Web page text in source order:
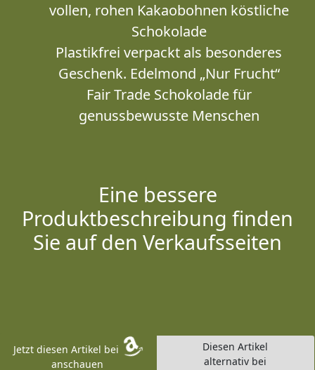
vollen, rohen Kakaobohnen köstliche
Schokolade
Plastikfrei verpackt als besonderes
Geschenk. Edelmond „Nur Frucht“
Fair Trade Schokolade für
genussbewusste Menschen
Eine bessere
Produktbeschreibung finden
Sie auf den Verkaufsseiten
Jetzt diesen Artikel bei
anschauen
Diesen Artikel
alternativ bei